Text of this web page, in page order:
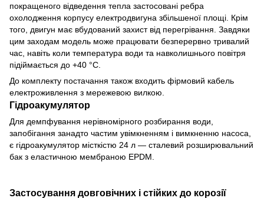
покращеного відведення тепла застосовані ребра
охолодження корпусу електродвигуна збільшеної площі. Крім
того, двигун має вбудований захист від перегрівання. Завдяки
цим заходам модель може працювати безперервно тривалий
час, навіть коли температура води та навколишнього повітря
підіймається до +40 °C.
До комплекту постачання також входить фірмовий кабель
електроживлення з мережевою вилкою.
Гідроакумулятор
Для демпфування нерівномірного розбирання води,
запобігання занадто частим увімкненням і вимкненню насоса,
є гідроакумулятор місткістю 24 л — сталевий розширювальний
бак з еластичною мембраною EPDM.
Застосування довговічних і стійких до корозії